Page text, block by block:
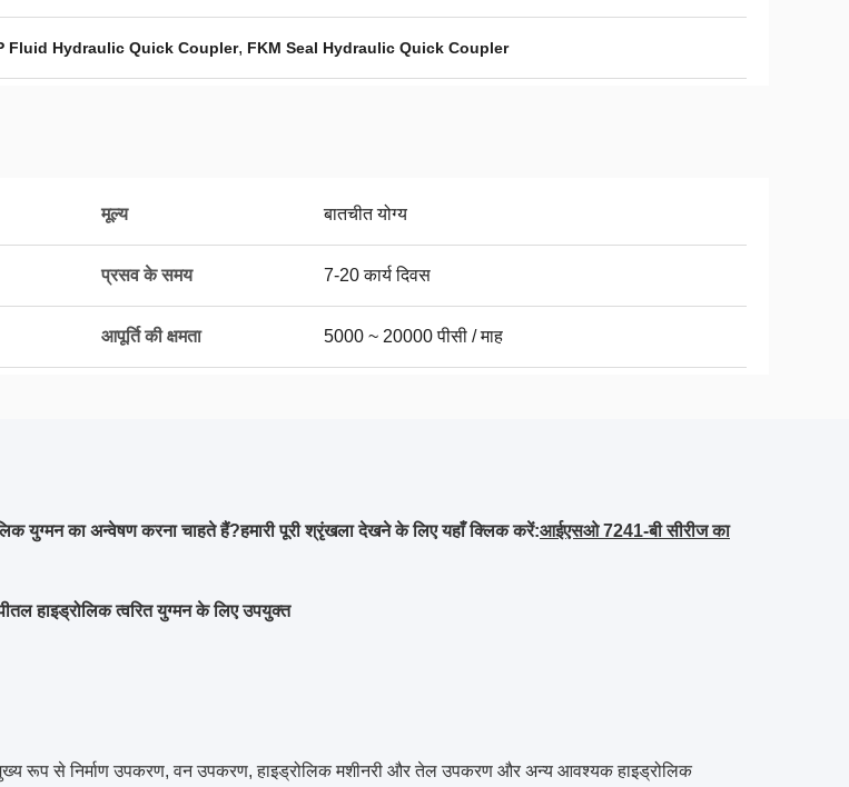
Fluid Hydraulic Quick Coupler, FKM Seal Hydraulic Quick Coupler
मूल्य बातचीत योग्य
प्रसव के समय 7-20 कार्य दिवस
आपूर्ति की क्षमता 5000 ~ 20000 पीसी / माह
युग्मन का अन्वेषण करना चाहते हैं?हमारी पूरी श्रृंखला देखने के लिए यहाँ क्लिक करें:आईएसओ 7241-बी सीरीज का
हाइड्रोलिक त्वरित युग्मन के लिए उपयुक्त
मुख्य रूप से निर्माण उपकरण, वन उपकरण, हाइड्रोलिक मशीनरी और तेल उपकरण और अन्य आवश्यक हाइड्रोलिक